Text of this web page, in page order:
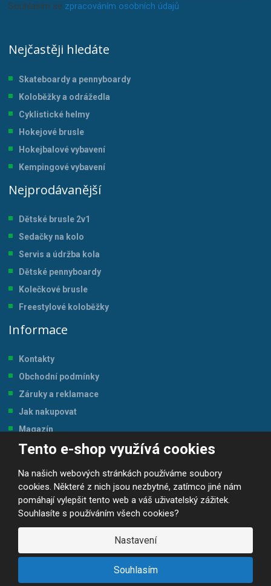
Tento e-shop využívá cookies
Na našich webových stránkách používáme soubory
cookies. Některé z nich jsou nezbytné, zatímco jiné nám
pomáhají vylepšit tento web a váš uživatelský zážitek.
Souhlasíte s používáním všech cookies?
Nastavení
Souhlasím
Souhlasím se zpracováním osobních údajů.
Nejčastěji hledáte
Skateboardy a pennyboardy
Koloběžky a odrážedla
Cyklistické helmy
Hokejové brusle
Hokejbalové vybavení
Kempingové vybavení
Nejprodávanější
Dětské brusle 2v1
Sedačky na kolo
Servis a údržba kola
Dětské pennyboardy
Kolečkové brusle
Freestylové koloběžky
Informace
Kontakty
Obchodní podmínky
Záruky a reklamace
Jak nakupovat
Magazín
Tabulka velikostí
© 2026, JP-SPORT.CZ SPORTOVNÍ POTŘEBY
Prohlášení o přístupnosti |Mapa stránek ||GDPR
VYROBILA
R